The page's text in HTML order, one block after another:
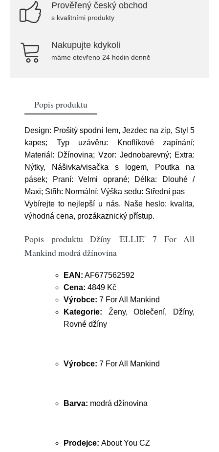
Prověřený český obchod
s kvalitními produkty
Nakupujte kdykoli
máme otevřeno 24 hodin denně
Popis produktu
Design: Prošitý spodní lem, Jezdec na zip, Styl 5
kapes; Typ uzávěru: Knoflíkové zapínání;
Materiál: Džínovina; Vzor: Jednobarevný; Extra:
Nýtky, Nášivka/visačka s logem, Poutka na
pásek; Praní: Velmi oprané; Délka: Dlouhé /
Maxi; Střih: Normální; Výška sedu: Střední pas
Vybírejte to nejlepší u nás. Naše heslo: kvalita,
výhodná cena, prozákaznický přístup.
Popis produktu Džíny 'ELLIE' 7 For All
Mankind modrá džínovina
EAN: AF677562592
Cena: 4849 Kč
Výrobce: 7 For All Mankind
Kategorie: Ženy, Oblečení, Džíny,
Rovné džíny
Výrobce: 7 For All Mankind
Barva: modrá džínovina
Prodejce: About You CZ